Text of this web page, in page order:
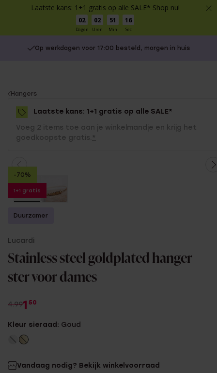
Laatste kans: 1+1 gratis op alle SALE* Shop nu!
02
Dagen
02
Uren
51
Min
16
Sec
Op werkdagen voor 17:00 besteld, morgen in huis
You
are
here:
Hangers
Laatste kans: 1+1 gratis op alle SALE*
Voeg 2 items toe aan je winkelmandje en krijg het
goedkoopste gratis. *
-70%
1+1 gratis
Duurzamer
Lucardi
Stainless steel goldplated hanger
ster voor dames
4.991 50
Kleur sieraad: Goud
Vandaag nodig? Bekijk winkelvoorraad